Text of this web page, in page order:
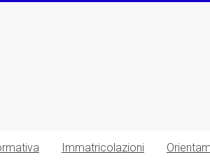
Immatricolazioni